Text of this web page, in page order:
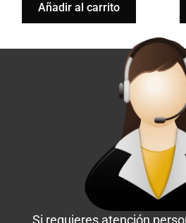
Añadir al carrito
Si requieres atención